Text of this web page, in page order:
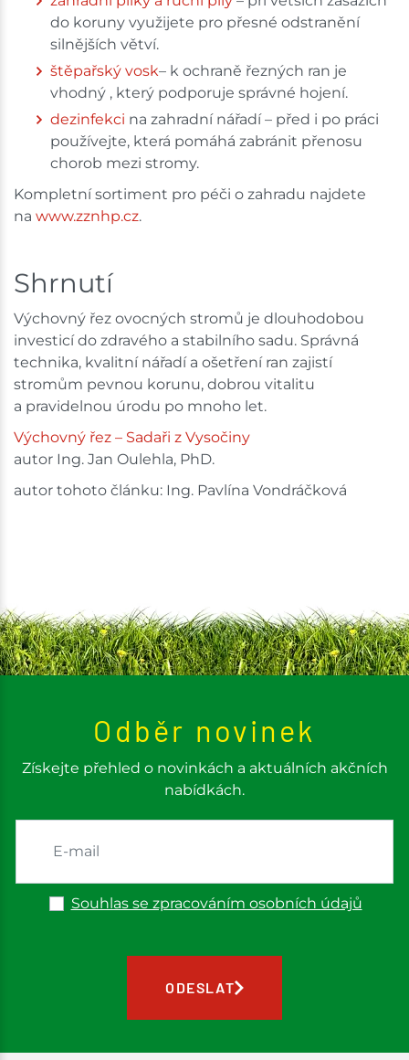
do koruny využijete pro přesné odstranění
silnějších větví.
štěpařský vosk– k ochraně řezných ran je
vhodný , který podporuje správné hojení.
dezinfekci na zahradní nářadí – před i po práci
používejte, která pomáhá zabránit přenosu
chorob mezi stromy.
Kompletní sortiment pro péči o zahradu najdete
na www.zznhp.cz.
Shrnutí
Výchovný řez ovocných stromů je dlouhodobou
investicí do zdravého a stabilního sadu. Správná
technika, kvalitní nářadí a ošetření ran zajistí
stromům pevnou korunu, dobrou vitalitu
a pravidelnou úrodu po mnoho let.
Výchovný řez – Sadaři z Vysočiny
autor Ing. Jan Oulehla, PhD.
autor tohoto článku: Ing. Pavlína Vondráčková
Odběr novinek
Získejte přehled o novinkách a aktuálních akčních
nabídkách.
Souhlas se zpracováním osobních údajů
ODESLAT